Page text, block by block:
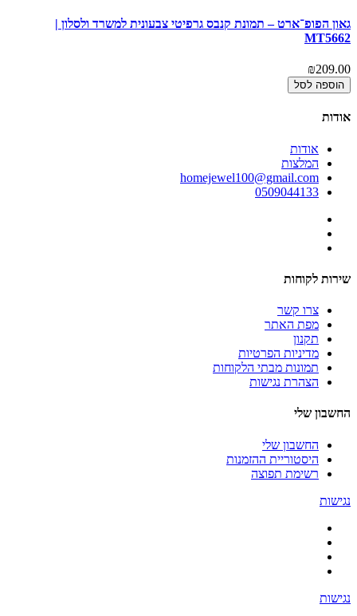
גאון הפופ־ארט – תמונת קנבס גרפיטי צבעונית למשרד ולסלון |
MT5662
₪209.00
הוספה לסל
אודות
אודות
המלצות
homejewel100@gmail.com
0509044133
שירות לקוחות
צרו קשר
מפת האתר
תקנון
מדיניות הפרטיות
תמונות מבתי הלקוחות
הצהרת נגישות
החשבון שלי
החשבון שלי
היסטוריית ההזמנות
רשימת תפוצה
נגישות
נגישות